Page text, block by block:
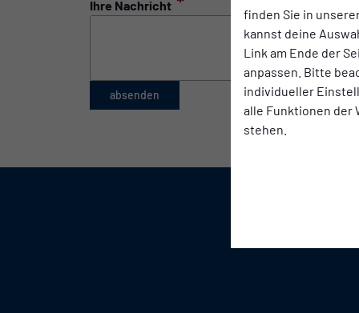
finden Sie in
kannst deine
Link am Ende der
anpassen. Bitte
individueller
alle Funktionen der
stehen.
Ihre Nachricht
absenden